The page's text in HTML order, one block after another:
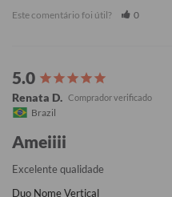
Este comentário foi útil? 0
Renata D.
Brazil
Ameiiii
Excelente qualidade
Duo Nome Vertical